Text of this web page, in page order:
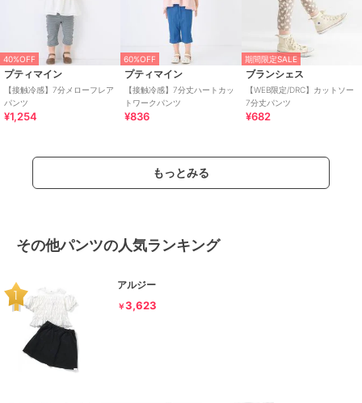
40%OFF
プティマイン
【接触冷感】7分メローフレア
パンツ
¥1,254
60%OFF
プティマイン
【接触冷感】7分丈ハートカッ
トワークパンツ
¥836
期間限定SALE
ブランシェス
【WEB限定/DRC】カットソー
7分丈パンツ
¥682
もっとみる
その他パンツの人気ランキング
アルジー
￥3,623